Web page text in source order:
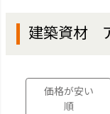
建築資材
価格が安い
順